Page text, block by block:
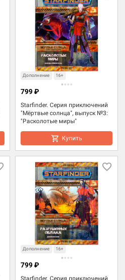
Дополнение 16+
Starfinder. Серия приключений
"Мёртвые солнца", выпуск №3:
"Расколотые миры"
799 ₽
Купить
Дополнение 16+
Starfinder. Серия приключений
799 ₽